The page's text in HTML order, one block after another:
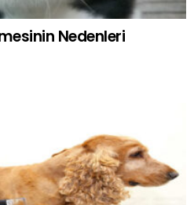
Nedenleri